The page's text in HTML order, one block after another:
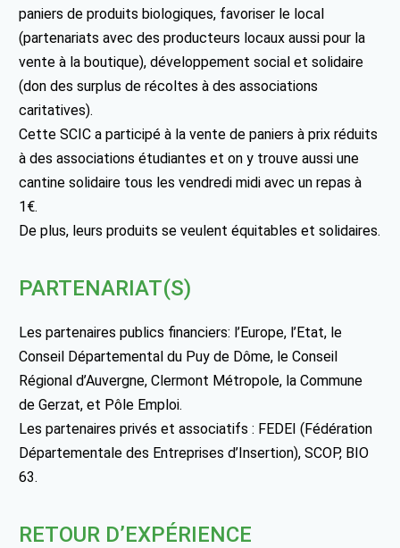
paniers de produits biologiques, favoriser le local
(partenariats avec des producteurs locaux aussi pour la
vente à la boutique), développement social et solidaire
(don des surplus de récoltes à des associations
caritatives).
Cette SCIC a participé à la vente de paniers à prix réduits
à des associations étudiantes et on y trouve aussi une
cantine solidaire tous les vendredi midi avec un repas à
1€.
De plus, leurs produits se veulent équitables et solidaires.
PARTENARIAT(S)
Les partenaires publics financiers: l’Europe, l’Etat, le
Conseil Départemental du Puy de Dôme, le Conseil
Régional d’Auvergne, Clermont Métropole, la Commune
de Gerzat, et Pôle Emploi.
Les partenaires privés et associatifs : FEDEI (Fédération
Départementale des Entreprises d’Insertion), SCOP, BIO
63.
RETOUR D’EXPÉRIENCE